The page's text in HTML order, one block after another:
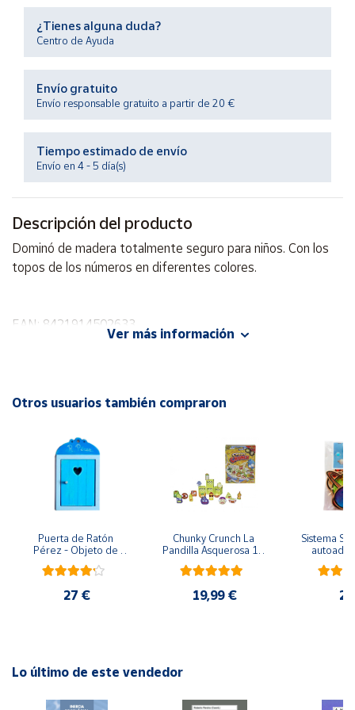
Productos
Solidarios
Ayuda
Contacto
Mapa de
vendedores
Ubicación
Península
Baleares
¿Tienes alguna duda?
Centro de Ayuda
Envío gratuito
Envío responsable gratuito a partir de 20 €
Tiempo estimado de envío
Envío en 4 - 5 día(s)
Descripción del producto
Dominó de madera totalmente seguro para niños. Con los
topos de los números en diferentes colores.
EAN: 8421914502633
Ver más información
Otros usuarios también compraron
Puerta de Ratón
Pérez - Objeto de
madera
27 €
Chunky Crunch La
Pandilla Asquerosa 16
piezas
19,99 €
Sistema
Lo último de este vendedor